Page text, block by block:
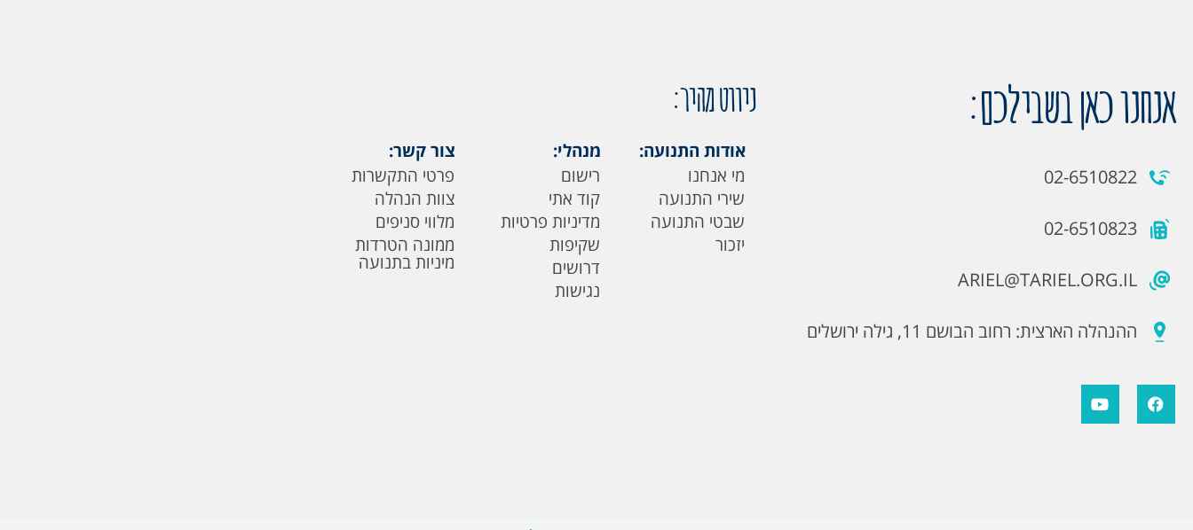
אנחנו כאן בשבילכם:
02-6510822
02-6510823
ARIEL@TARIEL.ORG.IL
ההנהלה הארצית: רחוב הבושם 11, גילה ירושלים
ניווט מהיר:
אודות התנועה:
מי אנחנו
שירי התנועה
שבטי התנועה
יזכור
מנהלי:
רישום
קוד אתי
מדיניות פרטיות
שקיפות
דרושים
נגישות
צור קשר:
פרטי התקשרות
צוות הנהלה
מלווי סניפים
ממונה הטרדות
מיניות בתנועה